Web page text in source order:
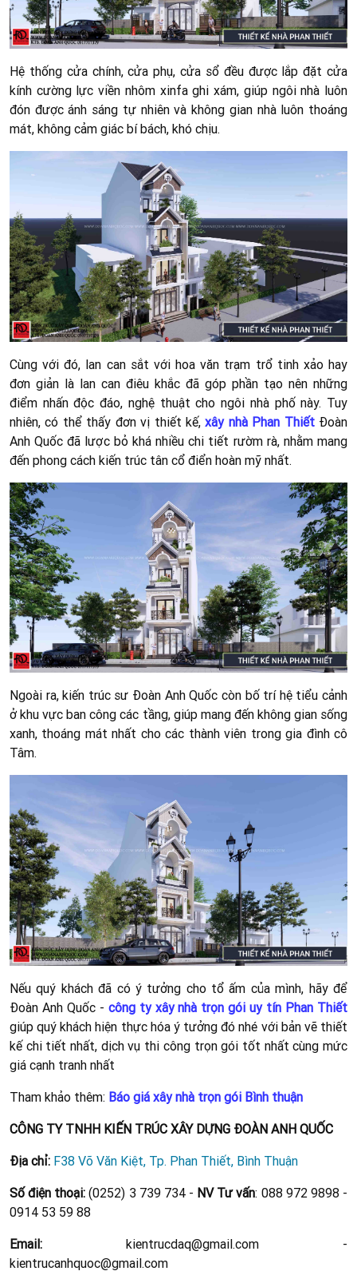
Hệ thống cửa chính, cửa phụ, cửa sổ đều được lắp đặt cửa
kính cường lực viền nhôm xinfa ghi xám, giúp ngôi nhà luôn
đón được ánh sáng tự nhiên và không gian nhà luôn thoáng
mát, không cảm giác bí bách, khó chịu.
Cùng với đó, lan can sắt với hoa văn trạm trổ tinh xảo hay
đơn giản là lan can điêu khắc đã góp phần tạo nên những
điểm nhấn độc đáo, nghệ thuật cho ngôi nhà phố này. Tuy
nhiên, có thể thấy đơn vị thiết kế,xây nhà Phan Thiết Đoàn
Anh Quốc đã lược bỏ khá nhiều chi tiết rườm rà, nhằm mang
đến phong cách kiến trúc tân cổ điển hoàn mỹ nhất.
Ngoài ra, kiến trúc sư Đoàn Anh Quốc còn bố trí hệ tiểu cảnh
ở khu vực ban công các tầng, giúp mang đến không gian sống
xanh, thoáng mát nhất cho các thành viên trong gia đình cô
Tâm.
Nếu quý khách đã có ý tưởng cho tổ ấm của mình, hãy để
Đoàn Anh Quốc - công ty xây nhà trọn gói uy tín Phan Thiết
giúp quý khách hiện thực hóa ý tưởng đó nhé với bản vẽ thiết
kế chi tiết nhất, dịch vụ thi công trọn gói tốt nhất cùng mức
giá cạnh tranh nhất
Tham khảo thêm: Báo giá xây nhà trọn gói Bình thuận
CÔNG TY TNHH KIẾN TRÚC XÂY DỰNG ĐOÀN ANH QUỐC
Địa chỉ: F38 Võ Văn Kiệt, Tp. Phan Thiết, Bình Thuận
Số điện thoại: (0252) 3 739 734 - NV Tư vấn: 088 972 9898 -
0914 53 59 88
Email: kientrucdaq@gmail.com -
kientrucanhquoc@gmail.com